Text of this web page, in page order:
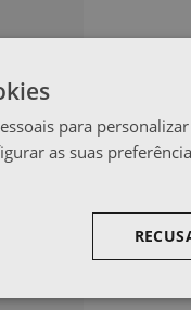
para
as suas